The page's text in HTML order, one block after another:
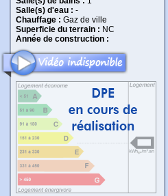
Salle(s) d'eau : -
Chauffage : Gaz de ville
Superficie du terrain : NC
Année de construction :